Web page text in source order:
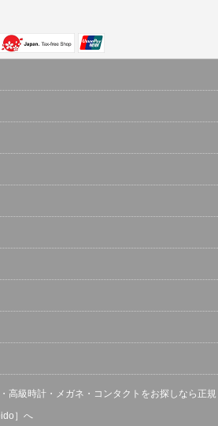
高級時計・メガネ・コンタクトをお探しなら正規
］へ